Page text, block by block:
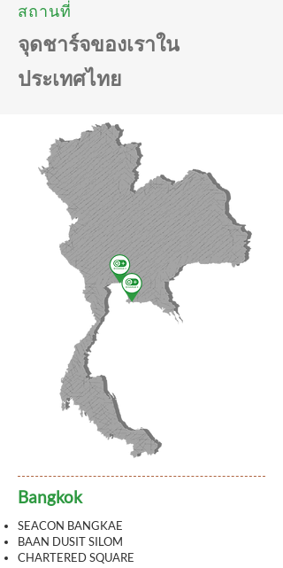
สถานที่
จุดชาร์จของเราใน
ประเทศไทย
Bangkok
SEACON BANGKAE
BAAN DUSIT SILOM
CHARTERED SQUARE